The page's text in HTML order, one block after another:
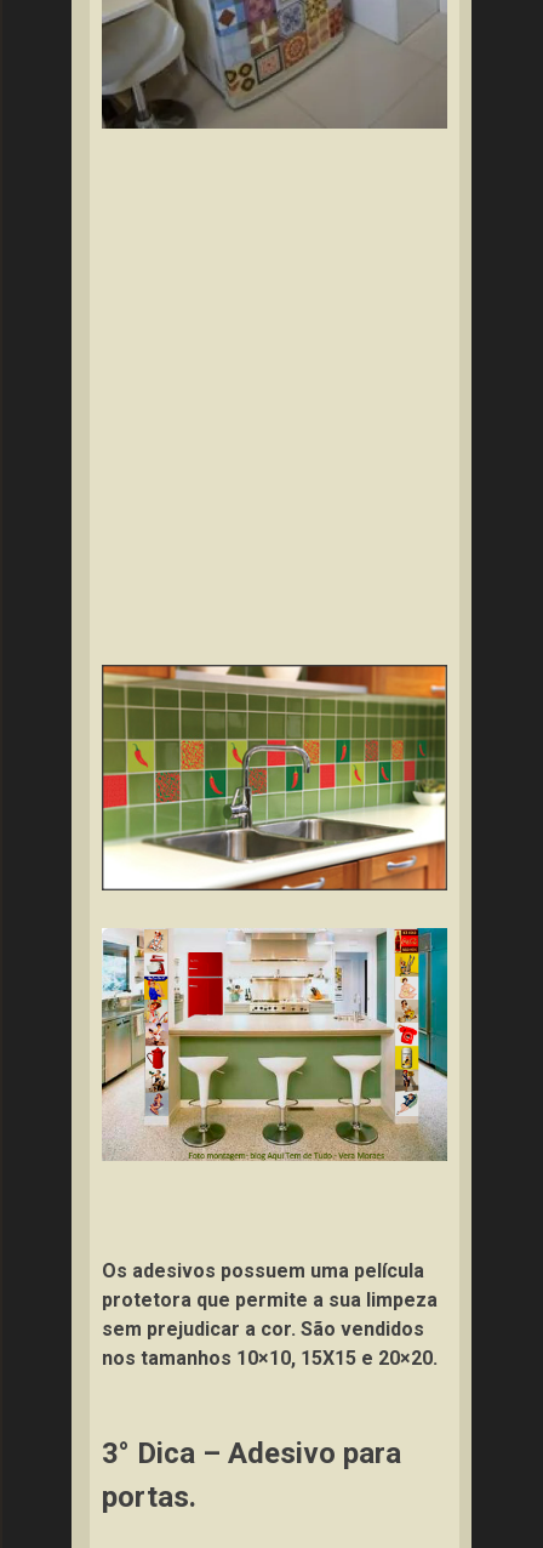
Os adesivos possuem uma película
protetora que permite a sua limpeza
sem prejudicar a cor. São vendidos
nos tamanhos 10×10, 15X15 e 20×20.
3° Dica – Adesivo para
portas.